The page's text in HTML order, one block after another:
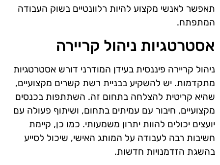
תאפשר לאנשי מקצוע להיות רלוונטיים בשוק העבודה
המתפתח.
אסטרטגיות ניהול קריירה
ניהול קריירה פיננסית בעידן המודרני דורש אסטרטגיות
מתקדמות. יש להשקיע בבניית רשת קשרים מקצועיים,
שהיא קריטית להצלחה בתחום זה. השתתפות בכנסים
מקצועיים, חיבור עם עמיתים בתחום, ושיתוף פעולה עם
יועצים יכולים להוות יתרון משמעותי. כמו כן, קיימת
חשיבות רבה לעבודה על המותג האישי, שיכול לסייע
בהשגת הזדמנויות חדשות.